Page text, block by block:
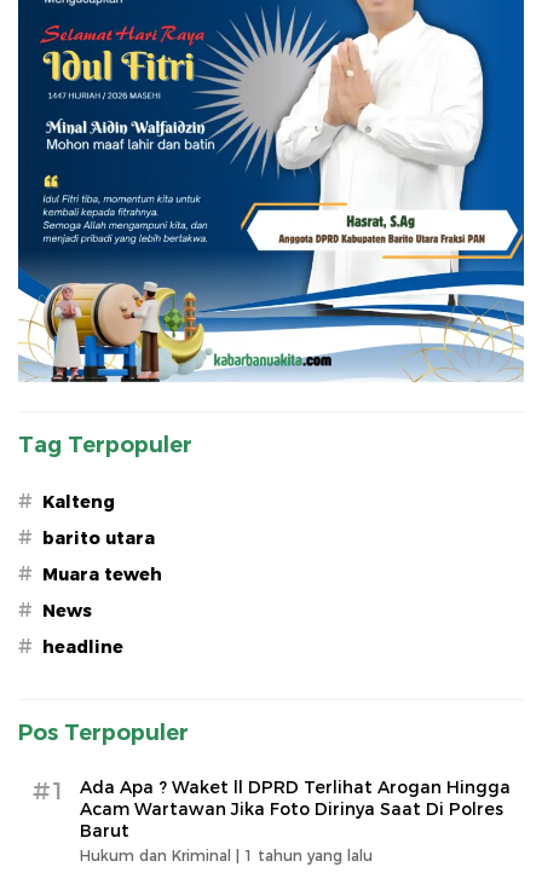
Tag Terpopuler
# Kalteng
# barito utara
# Muara teweh
# News
# headline
Pos Terpopuler
#1
Ada Apa ? Waket ll DPRD Terlihat Arogan Hingga
Acam Wartawan Jika Foto Dirinya Saat Di Polres
Barut
Hukum dan Kriminal | 1 tahun yang lalu